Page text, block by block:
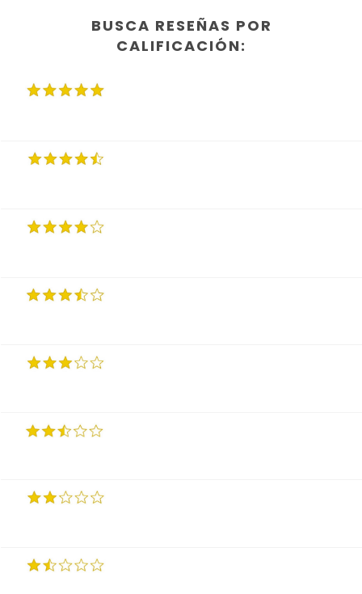
BUSCA RESEÑAS POR
CALIFICACIÓN: